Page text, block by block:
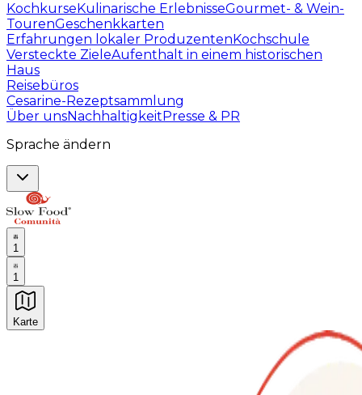
KochkurseKulinarische ErlebnisseGourmet- & Wein-
TourenGeschenkkarten
Erfahrungen lokaler ProduzentenKochschule
Versteckte ZieleAufenthalt in einem historischen
Haus
Reisebüros
Cesarine-Rezeptsammlung
Über unsNachhaltigkeitPresse & PR
Sprache ändern
1
1
Karte
Unvergessliche kulinarische Erlebnisse: